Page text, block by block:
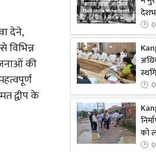
देने,
की
द्वीप के
को